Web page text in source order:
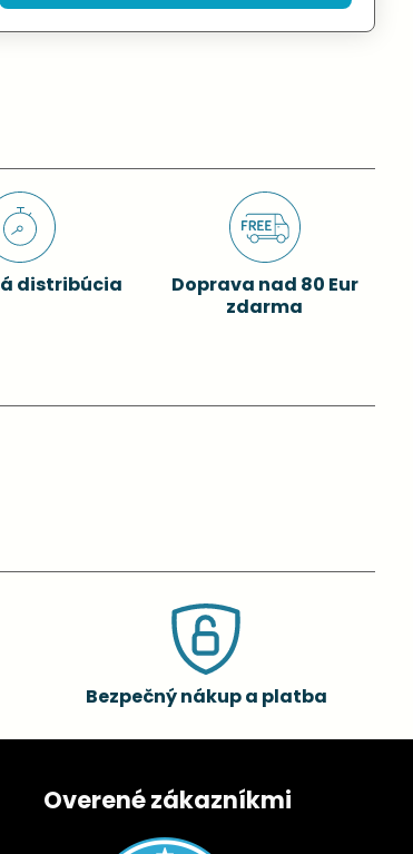
distribúcia
Doprava nad 80 Eur
zdarma
Bezpečný nákup a platba
Overené zákazníkmi